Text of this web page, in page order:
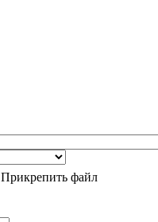
Прикрепить файл